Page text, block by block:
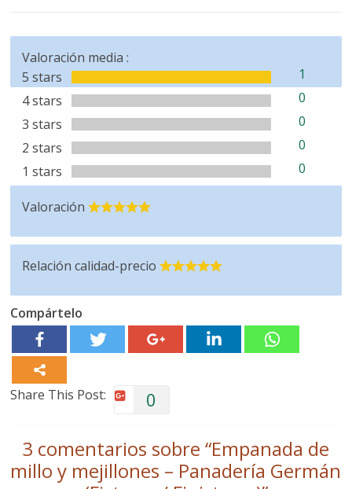
Valoración media :
5 stars
1
4 stars
0
3 stars
0
2 stars
0
1 stars
0
Valoración
Relación calidad-precio
Compártelo
Share This Post: 0
3 comentarios sobre “Empanada de
millo y mejillones – Panadería Germán